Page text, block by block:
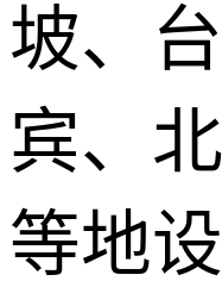
坡、
宾、
等地